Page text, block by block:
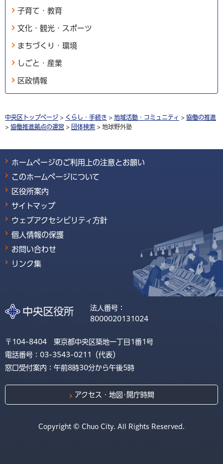
子育て・教育
文化・観光・スポーツ
まちづくり・環境
しごと・産業
区政情報
中央区トップページ > くらし・手続き > 地域活動・コミュニティ > 協働の推進
> 協働推進拠点の運営 > 団体検索 > 地球野外塾
ホームページのご利用上の注意とお願い
このホームページについて
区役所案内
サイトマップ
ウェブアクセシビリティ方針
個人情報の保護
お問い合わせ
リンク集
法人番号：
8000020131024
〒104-8404 東京都中央区築地一丁目1番1号
電話番号：03-3543-0211（代表）
窓口受付案内：午前8時30分から午後5時
アクセス・地図･開庁時間
Copyright © Chuo City. All Rights Reserved.